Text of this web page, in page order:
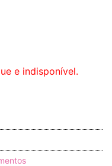
e indisponível.